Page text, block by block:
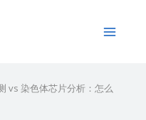
Menu
vs 染色体芯片分析：怎么